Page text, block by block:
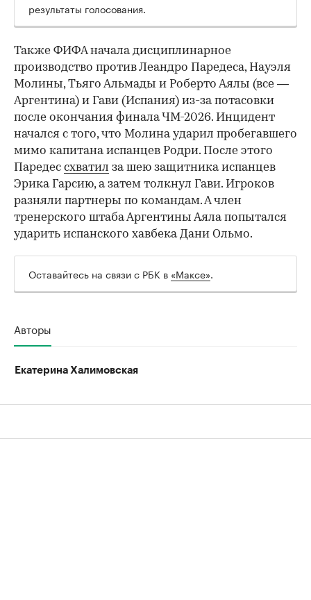
результаты голосования.
Также ФИФА начала дисциплинарное
производство против Леандро Паредеса, Науэля
Молины, Тьяго Альмады и Роберто Аялы (все —
Аргентина) и Гави (Испания) из-за потасовки
после окончания финала ЧМ-2026. Инцидент
начался с того, что Молина ударил пробегавшего
мимо капитана испанцев Родри. После этого
Паредес схватил за шею защитника испанцев
Эрика Гарсию, а затем толкнул Гави. Игроков
разняли партнеры по командам. А член
тренерского штаба Аргентины Аяла попытался
ударить испанского хавбека Дани Ольмо.
Оставайтесь на связи с РБК в «Максе».
Авторы
Екатерина Халимовская